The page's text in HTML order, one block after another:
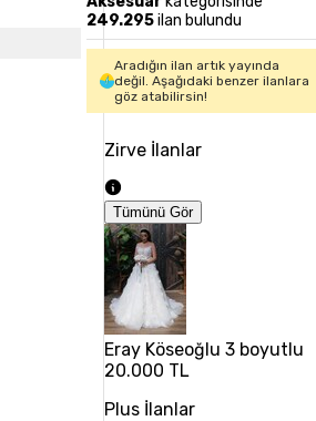
249.295ilan bulundu
Aradığın ilan artık yayında
değil. Aşağıdaki benzer ilanlara
göz atabilirsin!
Zirve İlanlar
Tümünü Gör
Eray Köseoğlu 3 boyutlu
20.000 TL
Plus İlanlar